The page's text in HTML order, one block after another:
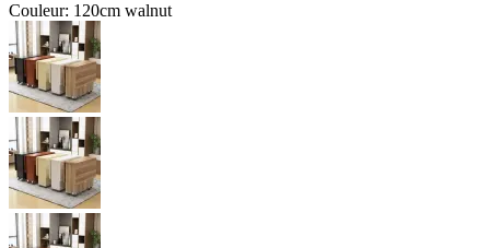
Couleur: 120cm walnut